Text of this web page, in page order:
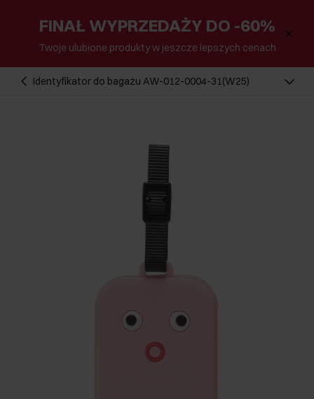
FINAŁ WYPRZEDAŻY DO -60%
Twoje ulubione produkty w jeszcze lepszych cenach
Identyfikator do bagażu AW-012-0004-31(W25)